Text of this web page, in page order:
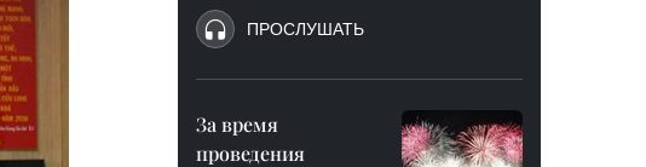
ПРОСЛУШАТЬ
За время
проведения